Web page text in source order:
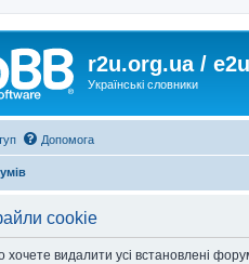
r2u.org.ua /
Українські словники
Допомога
cookie
хочете видалити усі встановлені